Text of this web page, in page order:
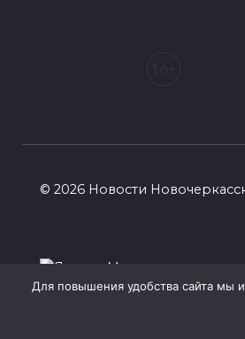
© 2026 Новости
Для повышения удобства сайта мы